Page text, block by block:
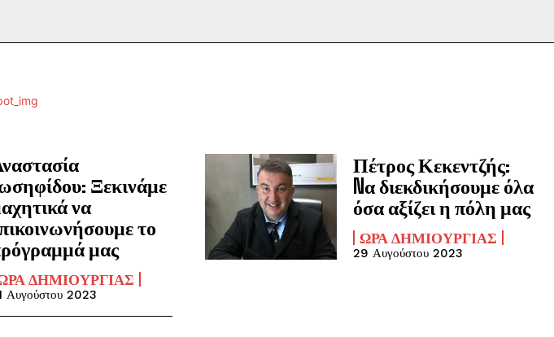
Ξεκινάμε
να
το
μας
ΔΗΜΙΟΥΡΓΊΑΣ
Αυγούστου 2023
Πέτρος Κεκεντζής:
Nα διεκδικήσουμε όλα
όσα αξίζει η πόλη μας
ΏΡΑ ΔΗΜΙΟΥΡΓΊΑΣ
29 Αυγούστου 2023